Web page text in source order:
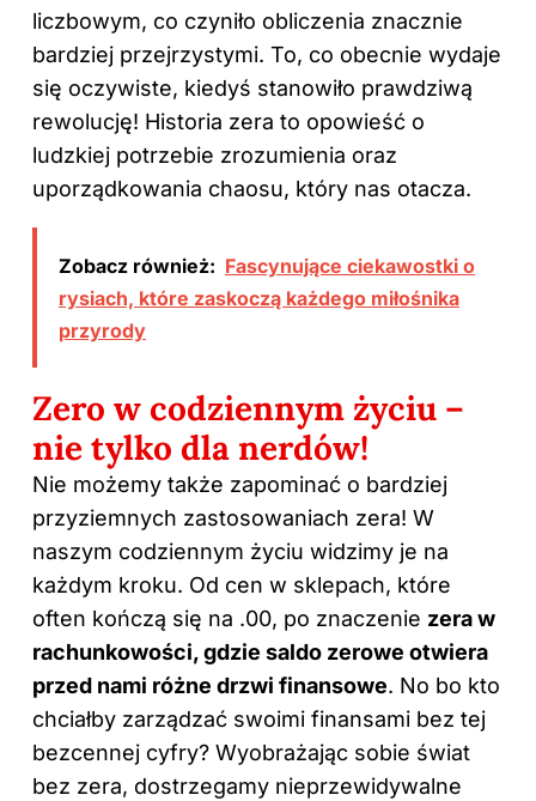
liczbowym, co czyniło obliczenia znacznie
bardziej przejrzystymi. To, co obecnie wydaje
się oczywiste, kiedyś stanowiło prawdziwą
rewolucję! Historia zera to opowieść o
ludzkiej potrzebie zrozumienia oraz
uporządkowania chaosu, który nas otacza.
Zobacz również: Fascynujące ciekawostki o
rysiach, które zaskoczą każdego miłośnika
przyrody
Zero w codziennym życiu –
nie tylko dla nerdów!
Nie możemy także zapominać o bardziej
przyziemnych zastosowaniach zera! W
naszym codziennym życiu widzimy je na
każdym kroku. Od cen w sklepach, które
often kończą się na .00, po znaczenie zera w
rachunkowości, gdzie saldo zerowe otwiera
przed nami różne drzwi finansowe. No bo kto
chciałby zarządzać swoimi finansami bez tej
bezcennej cyfry? Wyobrażając sobie świat
bez zera, dostrzegamy nieprzewidywalne